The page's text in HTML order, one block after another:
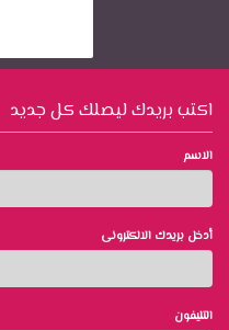
اكتب بريدك ليصلك كل جديد
الاسم
أدخل بريدك الالكترونى
التليفون